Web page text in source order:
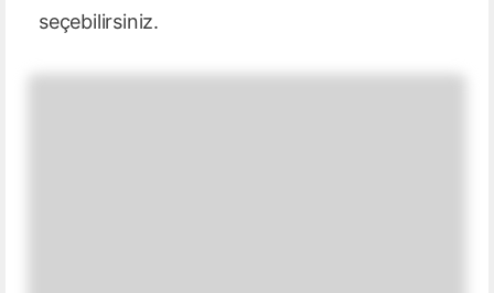
seçebilirsiniz.